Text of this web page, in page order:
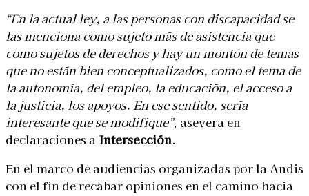
“En la actual ley, a las personas con discapacidad se
las menciona como sujeto más de asistencia que
como sujetos de derechos y hay un montón de temas
que no están bien conceptualizados, como el tema de
la autonomía, del empleo, la educación, el acceso a
la justicia, los apoyos. En ese sentido, sería
interesante que se modifique”, asevera en
declaraciones a Intersección.
En el marco de audiencias organizadas por la Andis
con el fin de recabar opiniones en el camino hacia